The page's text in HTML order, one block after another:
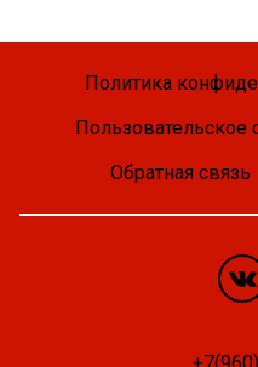
Политика
Пользовательское
Обратная связь